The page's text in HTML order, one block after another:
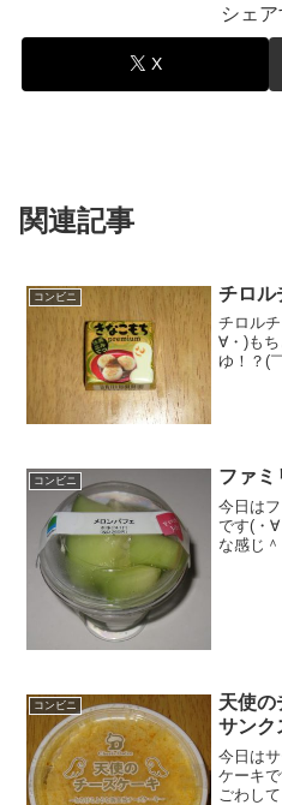
シェア
X
関連記事
コンビニ チロル
チロル
∀・)も
ゆ！？(
コンビニ ファミ
今日は
です(・∀
な感じ
コンビニ
天使の
サンク
今日は
ケーキ
ごわし